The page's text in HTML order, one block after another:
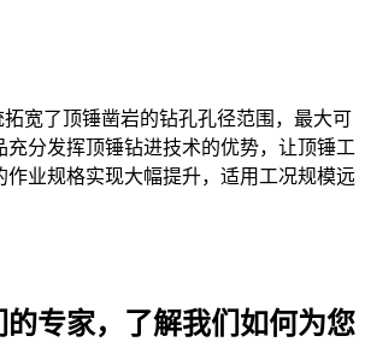
宽了顶锤凿岩的钻孔孔径范围，最大可
充分发挥顶锤钻进技术的优势，让顶锤工
作业规格实现大幅提升，适用工况规模远
专家，了解我们如何为您